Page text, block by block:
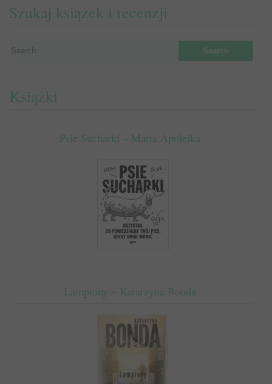
Szukaj książek i recenzji
Książki
Psie Sucharki – Maria Apoleika
Lampiony – Katarzyna Bonda